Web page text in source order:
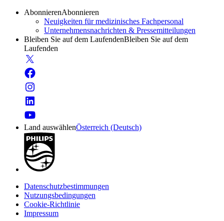
AbonnierenAbonnieren
Neuigkeiten für medizinisches Fachpersonal
Unternehmensnachrichten & Pressemitteilungen
Bleiben Sie auf dem LaufendenBleiben Sie auf dem
Laufenden
Land auswählenÖsterreich (Deutsch)
Datenschutzbestimmungen
Nutzungsbedingungen
Cookie-Richtlinie
Impressum